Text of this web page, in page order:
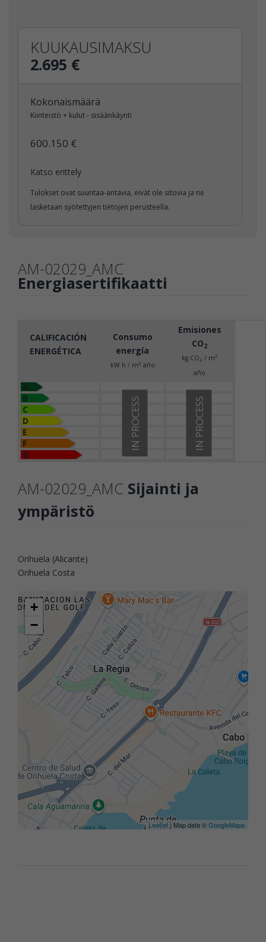
KUUKAUSIMAKSU
2.695 €
Kokonaismäärä
Kiinteistö + kulut - sisäänkäynti
600.150 €
Katso erittely
Tulokset ovat suuntaa-antavia, eivät ole sitovia ja ne
lasketaan syötettyjen tietojen perusteella.
AM-02029_AMC
Energiasertifikaatti
CALIFICACIÓN
ENERGÉTICA
Consumo
energía
kW h / m2 año
Emisiones
CO2
kg CO2 / m2
año
B
C
D
E
F
G
IN PROCESS
IN PROCESS
AM-02029_AMC Sijainti ja
ympäristö
Orihuela (Alicante)
Orihuela Costa
+
−
Leaflet| Map data ©GoogleMaps